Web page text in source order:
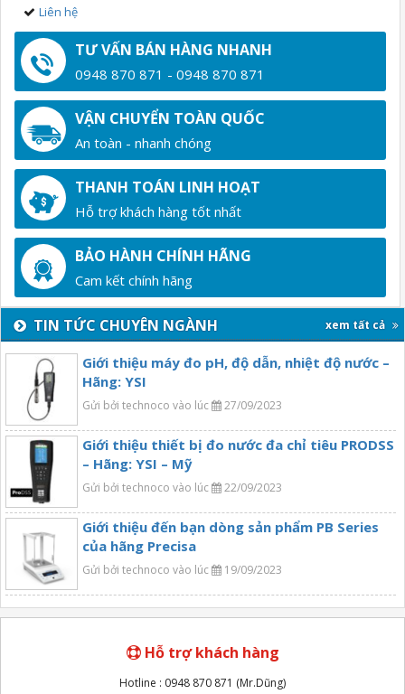
Liên hệ
TƯ VẤN BÁN HÀNG NHANH
0948 870 871 - 0948 870 871
VẬN CHUYỂN TOÀN QUỐC
An toàn - nhanh chóng
THANH TOÁN LINH HOẠT
Hỗ trợ khách hàng tốt nhất
BẢO HÀNH CHÍNH HÃNG
Cam kết chính hãng
TIN TỨC CHUYÊN NGÀNH xem tất cả
Giới thiệu máy đo pH, độ dẫn, nhiệt độ nước –
Hãng: YSI
Gửi bởi technoco vào lúc 27/09/2023
Giới thiệu thiết bị đo nước đa chỉ tiêu PRODSS
– Hãng: YSI – Mỹ
Gửi bởi technoco vào lúc 22/09/2023
Giới thiệu đến bạn dòng sản phẩm PB Series
của hãng Precisa
Gửi bởi technoco vào lúc 19/09/2023
Hỗ trợ khách hàng
Hotline : 0948 870 871 (Mr.Dũng)